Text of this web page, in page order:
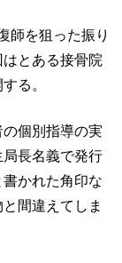
師を狙った振り
とある接骨院
る。
個別指導の実
長名義で発行
かれた角印な
間違えてしま